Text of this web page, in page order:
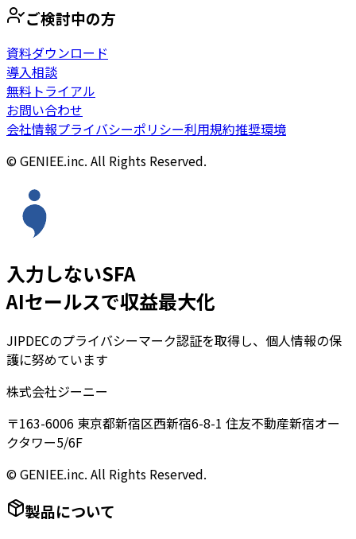
ご検討中の方
資料ダウンロード
導入相談
無料トライアル
お問い合わせ
会社情報プライバシーポリシー利用規約推奨環境
© GENIEE.inc. All Rights Reserved.
入力しないSFA
AIセールスで収益最大化
JIPDECのプライバシーマーク認証を取得し、個人情報の保
護に努めています
株式会社ジーニー
〒163-6006 東京都新宿区西新宿6-8-1 住友不動産新宿オー
クタワー5/6F
© GENIEE.inc. All Rights Reserved.
製品について